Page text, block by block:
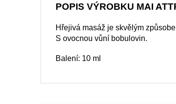
POPIS VÝROBKU MAI
Hřejivá masáž je skvělým
S ovocnou vůní bobulovin.
Balení: 10 ml